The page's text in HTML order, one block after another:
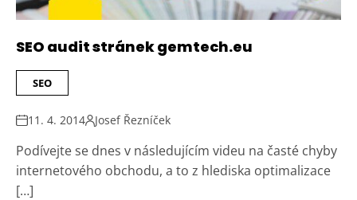
SEO audit stránek gemtech.eu
SEO
11. 4. 2014 Josef Řezníček
Podívejte se dnes v následujícím videu na časté chyby
internetového obchodu, a to z hlediska optimalizace
[…]